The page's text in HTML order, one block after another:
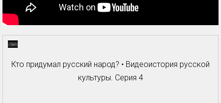
Кто придумал русский народ? • Видеоистория русской
культуры. Серия 4